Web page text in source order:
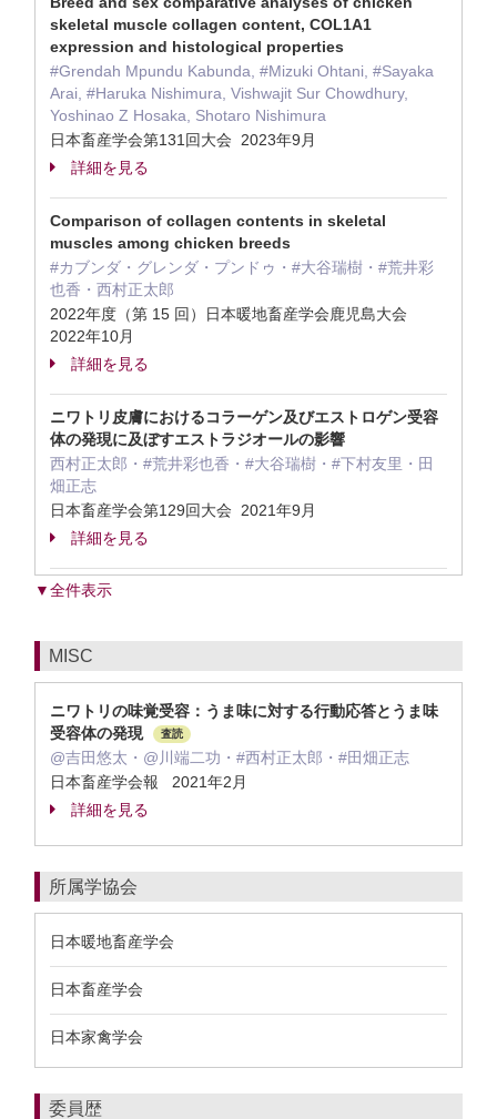
skeletal muscle collagen content, COL1A1
expression and histological properties
#Grendah Mpundu Kabunda, #Mizuki Ohtani, #Sayaka
Arai, #Haruka Nishimura, Vishwajit Sur Chowdhury,
Yoshinao Z Hosaka, Shotaro Nishimura
日本畜産学会第131回大会 2023年9月
詳細を見る
Comparison of collagen contents in skeletal
muscles among chicken breeds
#カブンダ・グレンダ・プンドゥ・#大谷瑞樹・#荒井彩
也香・西村正太郎
2022年度（第 15 回）日本暖地畜産学会鹿児島大会
2022年10月
詳細を見る
ニワトリ皮膚におけるコラーゲン及びエストロゲン受容
体の発現に及ぼすエストラジオールの影響
西村正太郎・#荒井彩也香・#大谷瑞樹・#下村友里・田
畑正志
日本畜産学会第129回大会 2021年9月
詳細を見る
▼全件表示
MISC
ニワトリの味覚受容：うま味に対する行動応答とうま味
受容体の発現
査読
@吉田悠太・@川端二功・#西村正太郎・#田畑正志
日本畜産学会報 2021年2月
詳細を見る
所属学協会
日本暖地畜産学会
日本畜産学会
日本家禽学会
委員歴